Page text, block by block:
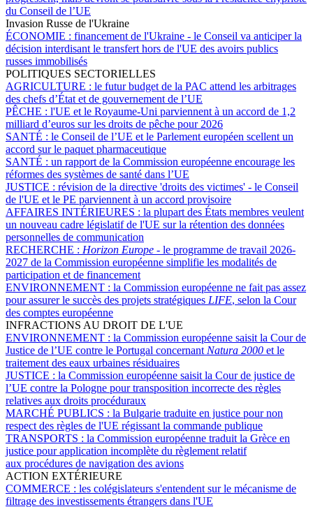
du Conseil de l’UE
Invasion Russe de l'Ukraine
ÉCONOMIE : financement de l'Ukraine - le Conseil va anticiper la
décision interdisant le transfert hors de l'UE des avoirs publics
russes immobilisés
POLITIQUES SECTORIELLES
AGRICULTURE : le futur budget de la PAC attend les arbitrages
des chefs d’État et de gouvernement de l’UE
PÊCHE : l'UE et le Royaume-Uni parviennent à un accord de 1,2
milliard d’euros sur les droits de pêche pour 2026
SANTÉ : le Conseil de l’UE et le Parlement européen scellent un
accord sur le paquet pharmaceutique
SANTÉ : un rapport de la Commission européenne encourage les
réformes des systèmes de santé dans l’UE
JUSTICE : révision de la directive 'droits des victimes' - le Conseil
de l'UE et le PE parviennent à un accord provisoire
AFFAIRES INTÉRIEURES : la plupart des États membres veulent
un nouveau cadre législatif de l'UE sur la rétention des données
personnelles de communication
RECHERCHE : Horizon Europe - le programme de travail 2026-
2027 de la Commission européenne simplifie les modalités de
participation et de financement
ENVIRONNEMENT : la Commission européenne ne fait pas assez
pour assurer le succès des projets stratégiques LIFE, selon la Cour
des comptes européenne
INFRACTIONS AU DROIT DE L'UE
ENVIRONNEMENT : la Commission européenne saisit la Cour de
Justice de l’UE contre le Portugal concernant Natura 2000 et le
traitement des eaux urbaines résiduaires
JUSTICE : la Commission européenne saisit la Cour de justice de
l’UE contre la Pologne pour transposition incorrecte des règles
relatives aux droits procéduraux
MARCHÉ PUBLICS : la Bulgarie traduite en justice pour non
respect des règles de l'UE régissant la commande publique
TRANSPORTS : la Commission européenne traduit la Grèce en
justice pour application incomplète du règlement relatif
aux procédures de navigation des avions
ACTION EXTÉRIEURE
COMMERCE : les colégislateurs s'entendent sur le mécanisme de
filtrage des investissements étrangers dans l'UE